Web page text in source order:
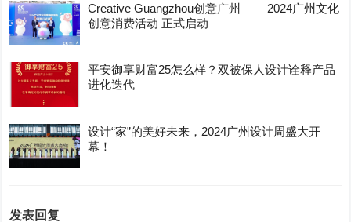
Creative Guangzhou创意广州 ——2024广州文化
创意消费活动 正式启动
平安御享财富25怎么样？双被保人设计诠释产品
进化迭代
设计“家”的美好未来，2024广州设计周盛大开
幕！
发表回复